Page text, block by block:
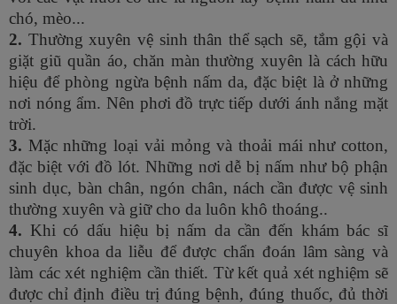
chó, mèo...
2. Thường xuyên vệ sinh thân thể sạch sẽ, tắm gội và
giặt giũ quần áo, chăn màn thường xuyên là cách hữu
hiệu để phòng ngừa bệnh nấm da, đặc biệt là ở những
nơi nóng ẩm. Nên phơi đồ trực tiếp dưới ánh nắng mặt
trời.
3. Mặc những loại vải mỏng và thoải mái như cotton,
đặc biệt với đồ lót. Những nơi dễ bị nấm như bộ phận
sinh dục, bàn chân, ngón chân, nách cần được vệ sinh
thường xuyên và giữ cho da luôn khô thoáng..
4. Khi có dấu hiệu bị nấm da cần đến khám bác sĩ
chuyên khoa da liễu để được chẩn đoán lâm sàng và
làm các xét nghiệm cần thiết. Từ kết quả xét nghiệm sẽ
được chỉ định điều trị đúng bệnh, đúng thuốc, đủ thời